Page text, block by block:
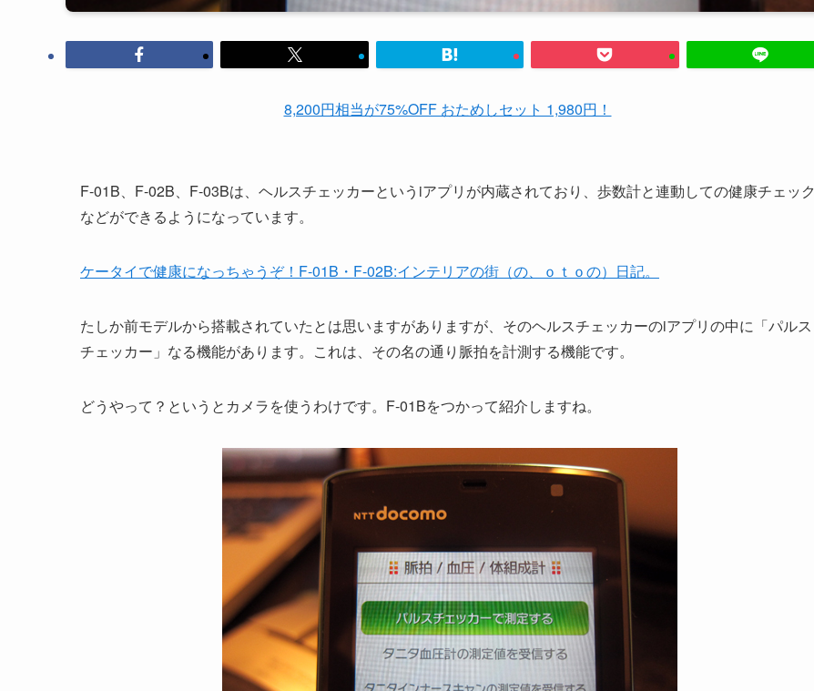
8,200円相当が75%OFF おためしセット 1,980円！
F-01B、F-02B、F-03Bは、ヘルスチェッカーというiアプリが内蔵されており、歩数計と連動しての健康チェック
などができるようになっています。
ケータイで健康になっちゃうぞ！F-01B・F-02B:インテリアの街（の、ｏｔｏの）日記。
たしか前モデルから搭載されていたとは思いますがありますが、そのヘルスチェッカーのiアプリの中に「パルス
チェッカー」なる機能があります。これは、その名の通り脈拍を計測する機能です。
どうやって？というとカメラを使うわけです。F-01Bをつかって紹介しますね。